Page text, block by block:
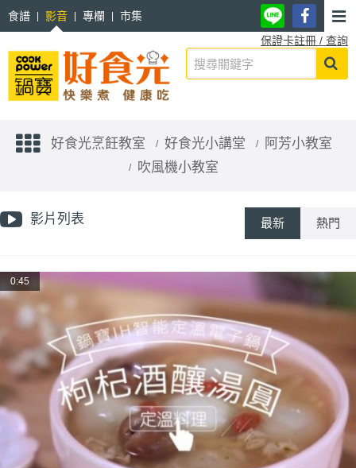
食譜 影音 專欄
市集
保證卡註冊 / 查詢
好食光烹飪教室 好食光小講堂
阿芳小教室
吹風機小教室
影片列表 最新 熱門
0:45